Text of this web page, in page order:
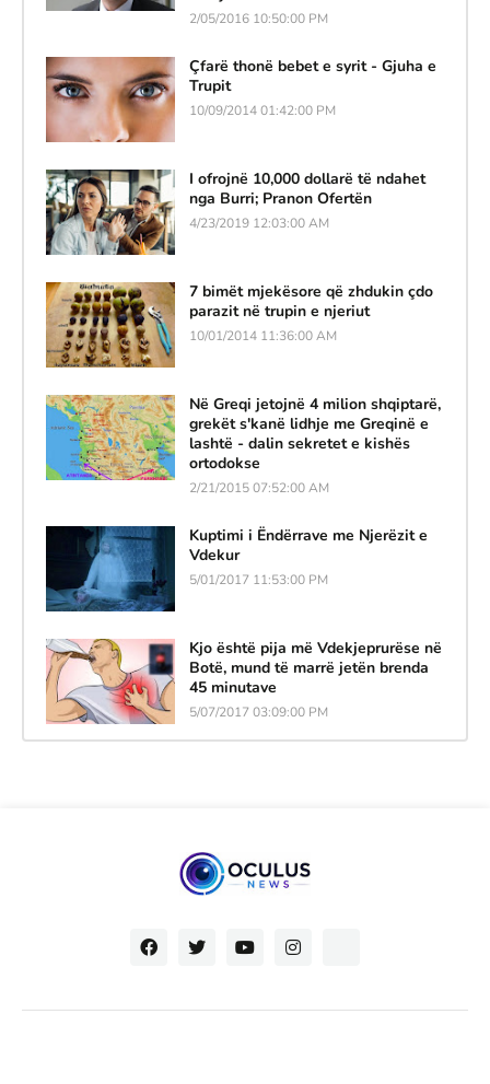
2/05/2016 10:50:00 PM
Çfarë thonë bebet e syrit - Gjuha e
Trupit
10/09/2014 01:42:00 PM
I ofrojnë 10,000 dollarë të ndahet
nga Burri; Pranon Ofertën
4/23/2019 12:03:00 AM
7 bimët mjekësore që zhdukin çdo
parazit në trupin e njeriut
10/01/2014 11:36:00 AM
Në Greqi jetojnë 4 milion shqiptarë,
grekët s'kanë lidhje me Greqinë e
lashtë - dalin sekretet e kishës
ortodokse
2/21/2015 07:52:00 AM
Kuptimi i Ëndërrave me Njerëzit e
Vdekur
5/01/2017 11:53:00 PM
Kjo është pija më Vdekjeprurëse në
Botë, mund të marrë jetën brenda
45 minutave
5/07/2017 03:09:00 PM